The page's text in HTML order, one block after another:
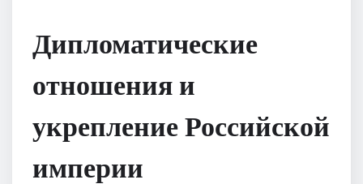
Дипломатические
отношения и
укрепление Российской
империи